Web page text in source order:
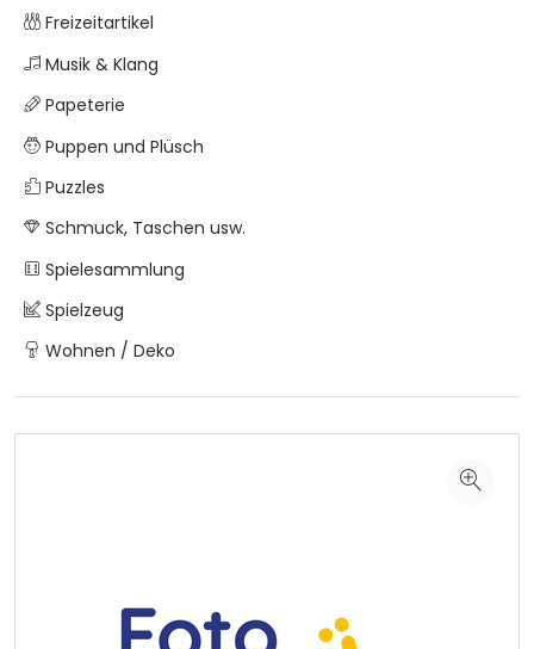
Freizeitartikel
Musik & Klang
Papeterie
Puppen und Plüsch
Puzzles
Schmuck, Taschen usw.
Spielesammlung
Spielzeug
Wohnen / Deko